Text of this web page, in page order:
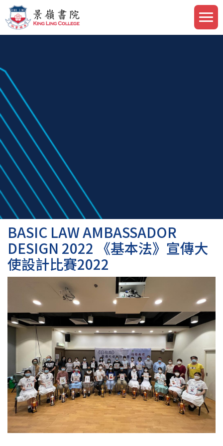
BASIC LAW AMBASSADOR
DESIGN 2022 《基本法》宣傳大
使設計比賽2022